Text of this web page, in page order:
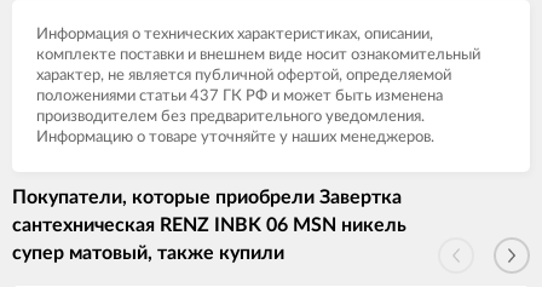
Информация о технических характеристиках, описании,
комплекте поставки и внешнем виде носит ознакомительный
характер, не является публичной офертой, определяемой
положениями статьи 437 ГК РФ и может быть изменена
производителем без предварительного уведомления.
Информацию о товаре уточняйте у наших менеджеров.
Покупатели, которые приобрели Завертка
сантехническая RENZ INBK 06 MSN никель
супер матовый, также купили